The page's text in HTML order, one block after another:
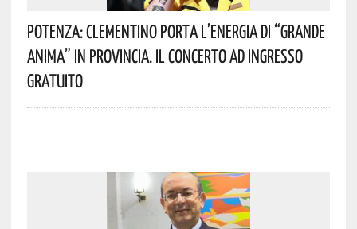
Potenza: Clementino Porta L’energia Di “Grande
Anima” In Provincia. Il Concerto Ad Ingresso
Gratuito